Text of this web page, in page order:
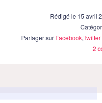
Rédigé le 15 avril
Partager sur Facebook,Twitter
2